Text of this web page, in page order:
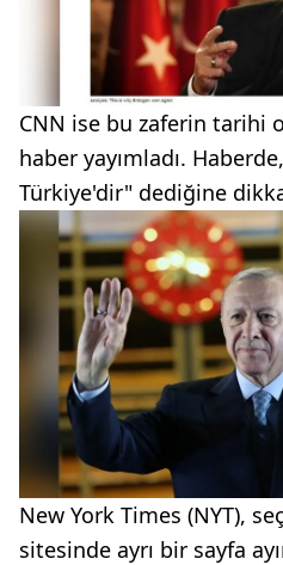
CNN ise bu zaferin tarihi
haber yayımladı.
Türkiye'dir" dediğine
New York Times (NYT),
sitesinde ayrı bir sayfa